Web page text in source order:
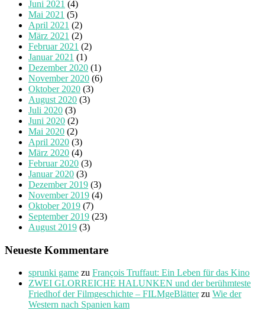
Juni 2021 (4)
Mai 2021 (5)
April 2021 (2)
März 2021 (2)
Februar 2021 (2)
Januar 2021 (1)
Dezember 2020 (1)
November 2020 (6)
Oktober 2020 (3)
August 2020 (3)
Juli 2020 (3)
Juni 2020 (2)
Mai 2020 (2)
April 2020 (3)
März 2020 (4)
Februar 2020 (3)
Januar 2020 (3)
Dezember 2019 (3)
November 2019 (4)
Oktober 2019 (7)
September 2019 (23)
August 2019 (3)
Neueste Kommentare
sprunki game zu François Truffaut: Ein Leben für das Kino
ZWEI GLORREICHE HALUNKEN und der berühmteste
Friedhof der Filmgeschichte – FILMgeBlätterzu Wie der
Western nach Spanien kam